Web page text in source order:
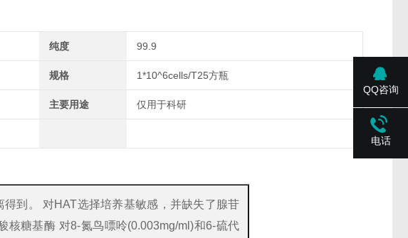
纯度 99.9
规格 1*10^6cells/T25方瓶
主要用途 仅用于科研
到。 对HAT选择培养基敏感，并缺失了腺苷
核糖基酶 对8-氮鸟嘌呤(0.003mg/ml)和6-硫代
QQ咨询
电话